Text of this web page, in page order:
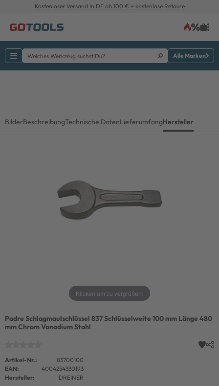
Kostenloser Versand in DE ab 100 € + kostenlose Retoure
Alle Marken
BilderBeschreibungTechnische DatenLieferumfangHersteller
Klicken um zu vergrößern
Padre Schlagmaulschlüssel 837 Schlüsselweite 100 mm Länge 480
mm Chrom Vanadium Stahl
Artikel-Nr.:
83700100
EAN:
4004254330193
Hersteller:
DREINER